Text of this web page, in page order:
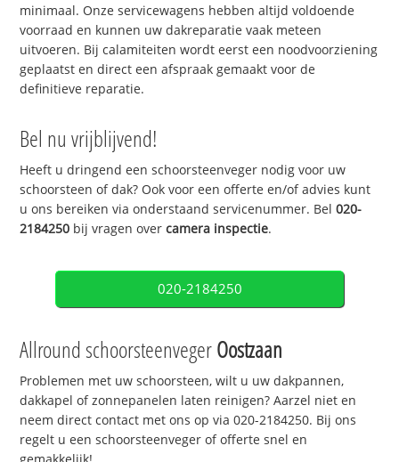
minimaal. Onze servicewagens hebben altijd voldoende
voorraad en kunnen uw dakreparatie vaak meteen
uitvoeren. Bij calamiteiten wordt eerst een noodvoorziening
geplaatst en direct een afspraak gemaakt voor de
definitieve reparatie.
Bel nu vrijblijvend!
Heeft u dringend een schoorsteenveger nodig voor uw
schoorsteen of dak? Ook voor een offerte en/of advies kunt
u ons bereiken via onderstaand servicenummer. Bel020-
2184250 bij vragen overcamera inspectie.
020-2184250
Allround schoorsteenvegerOostzaan
Problemen met uw schoorsteen, wilt u uw dakpannen,
dakkapel of zonnepanelen laten reinigen? Aarzel niet en
neem direct contact met ons op via 020-2184250. Bij ons
regelt u een schoorsteenveger of offerte snel en